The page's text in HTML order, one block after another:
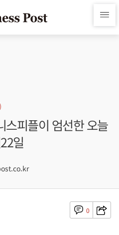
피플이 엄선한 오늘
일
0